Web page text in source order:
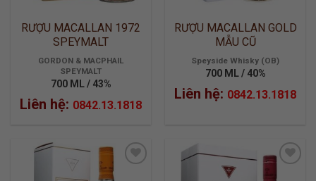
RƯỢU MACALLAN 1972
SPEYMALT
GORDON & MACPHAIL
SPEYMALT
700 ML / 43%
Liên hệ: 0842.13.1818
RƯỢU MACALLAN GOLD
MẪU CŨ
Speyside Whisky (OB)
700 ML / 40%
Liên hệ: 0842.13.1818